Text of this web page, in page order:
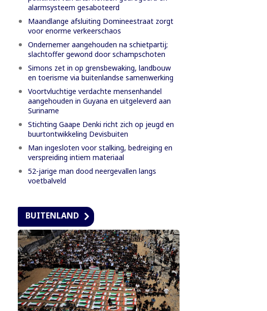
alarmsysteem gesaboteerd
Maandlange afsluiting Domineestraat zorgt
voor enorme verkeerschaos
Ondernemer aangehouden na schietpartij;
slachtoffer gewond door schampschoten
Simons zet in op grensbewaking, landbouw
en toerisme via buitenlandse samenwerking
Voortvluchtige verdachte mensenhandel
aangehouden in Guyana en uitgeleverd aan
Suriname
Stichting Gaape Denki richt zich op jeugd en
buurtontwikkeling Devisbuiten
Man ingesloten voor stalking, bedreiging en
verspreiding intiem materiaal
52-jarige man dood neergevallen langs
voetbalveld
BUITENLAND